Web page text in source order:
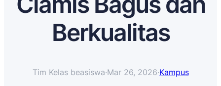
Berkualitas
Tim Kelas beasiswa·Mar 26, 2026·Kampus